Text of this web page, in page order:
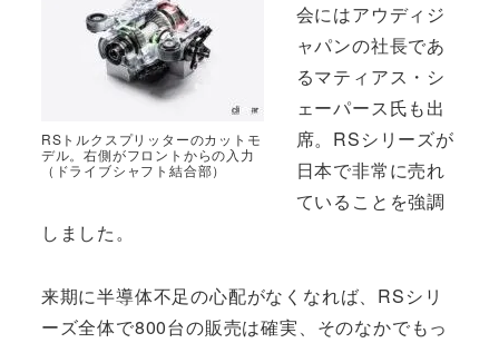
RSトルクスプリッターのカットモ
デル。右側がフロントからの入力
（ドライブシャフト結合部）
会にはアウディジ
ャパンの社長であ
るマティアス・シ
ェーパース氏も出
席。RSシリーズが
日本で非常に売れ
ていることを強調
しました。
来期に半導体不足の心配がなくなれば、RSシリ
ーズ全体で800台の販売は確実、そのなかでもっ